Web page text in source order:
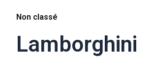
Non classé
Lamborghini